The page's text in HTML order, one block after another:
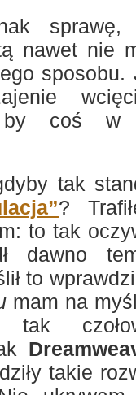
nawet nie
by coś w
tak
?
to tak
dawno
to
mam na
tak
takie